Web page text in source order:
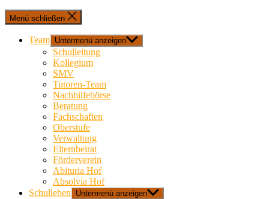
Menü schließen
Team Untermenü anzeigen
Schulleitung
Kollegium
SMV
Tutoren-Team
Nachhilfebörse
Beratung
Fachschaften
Oberstufe
Verwaltung
Elternbeirat
Förderverein
Abituria Hof
Absolvia Hof
Schulleben
Untermenü anzeigen